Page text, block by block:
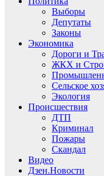
Выборы
Депутаты
Законы
Экономика
Дороги и
ЖКХ и
Сельское
Экология
Происшествия
ДТП
Криминал
Пожары
Скандал
Видео
Дзен.Новости